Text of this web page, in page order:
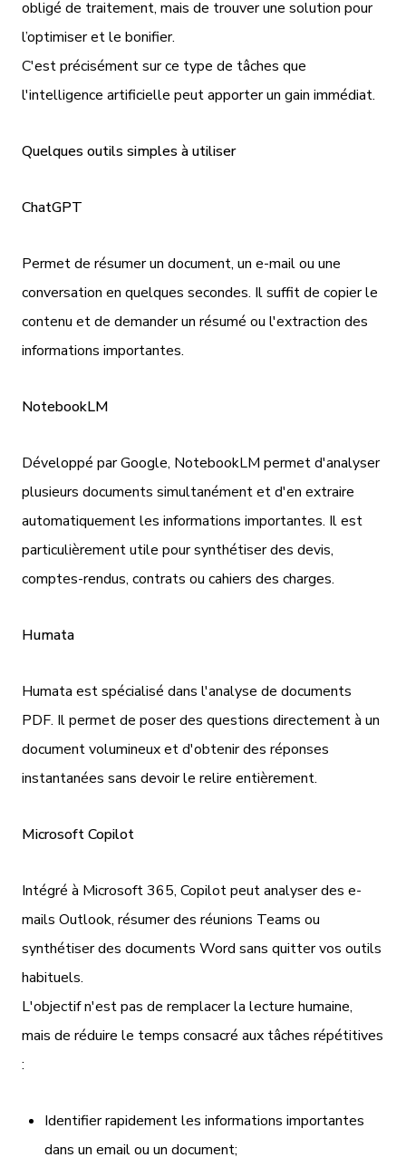
obligé de traitement, mais de trouver une solution pour
l’optimiser et le bonifier.
C'est précisément sur ce type de tâches que
l'intelligence artificielle peut apporter un gain immédiat.
Quelques outils simples à utiliser
ChatGPT
Permet de résumer un document, un e-mail ou une
conversation en quelques secondes. Il suffit de copier le
contenu et de demander un résumé ou l'extraction des
informations importantes.
NotebookLM
Développé par Google, NotebookLM permet d'analyser
plusieurs documents simultanément et d'en extraire
automatiquement les informations importantes. Il est
particulièrement utile pour synthétiser des devis,
comptes-rendus, contrats ou cahiers des charges.
Humata
Humata est spécialisé dans l'analyse de documents
PDF. Il permet de poser des questions directement à un
document volumineux et d'obtenir des réponses
instantanées sans devoir le relire entièrement.
Microsoft Copilot
Intégré à Microsoft 365, Copilot peut analyser des e-
mails Outlook, résumer des réunions Teams ou
synthétiser des documents Word sans quitter vos outils
habituels.
L'objectif n'est pas de remplacer la lecture humaine,
mais de réduire le temps consacré aux tâches répétitives
:
Identifier rapidement les informations importantes
dans un email ou un document;